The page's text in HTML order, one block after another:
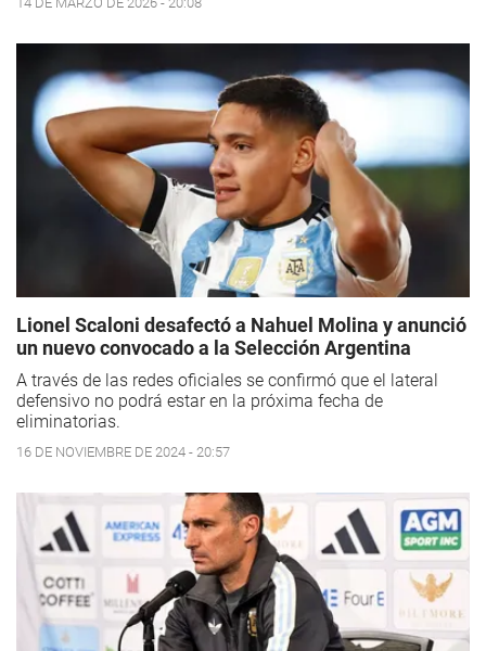
Lionel Scaloni desafectó a Nahuel Molina y anunció
un nuevo convocado a la Selección Argentina
A través de las redes oficiales se confirmó que el lateral
defensivo no podrá estar en la próxima fecha de
eliminatorias.
16 DE NOVIEMBRE DE 2024 - 20:57